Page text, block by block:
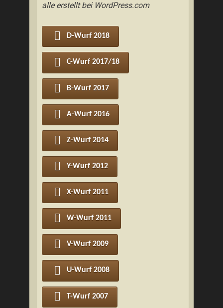
alle erstellt bei WordPress.com
D-Wurf 2018
C-Wurf 2017/18
B-Wurf 2017
A-Wurf 2016
Z-Wurf 2014
Y-Wurf 2012
X-Wurf 2011
W-Wurf 2011
V-Wurf 2009
U-Wurf 2008
T-Wurf 2007